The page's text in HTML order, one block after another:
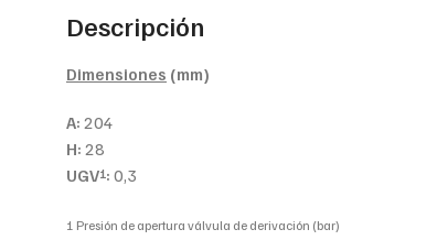
Descripción
Dimensiones (mm)
A: 204
H: 28
UGV1: 0,3
1 Presión de apertura válvula de derivación (bar)